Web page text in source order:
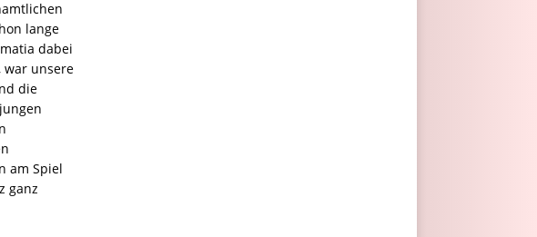
lange
dabei
war unsere
die
am Spiel
ganz